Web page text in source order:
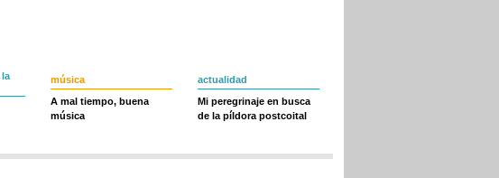
música
A mal tiempo, buena
música
actualidad
Mi peregrinaje en busca
de la píldora postcoital